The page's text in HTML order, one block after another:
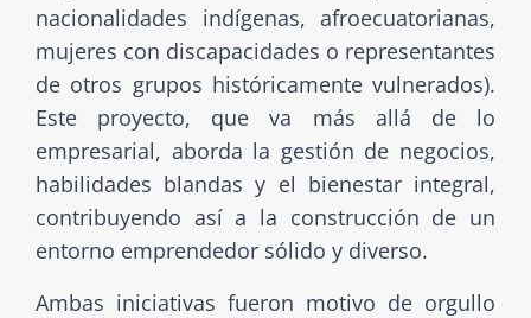
nacionalidades indígenas, afroecuatorianas,
mujeres con discapacidades o representantes
de otros grupos históricamente vulnerados).
Este proyecto, que va más allá de lo
empresarial, aborda la gestión de negocios,
habilidades blandas y el bienestar integral,
contribuyendo así a la construcción de un
entorno emprendedor sólido y diverso.
Ambas iniciativas fueron motivo de orgullo